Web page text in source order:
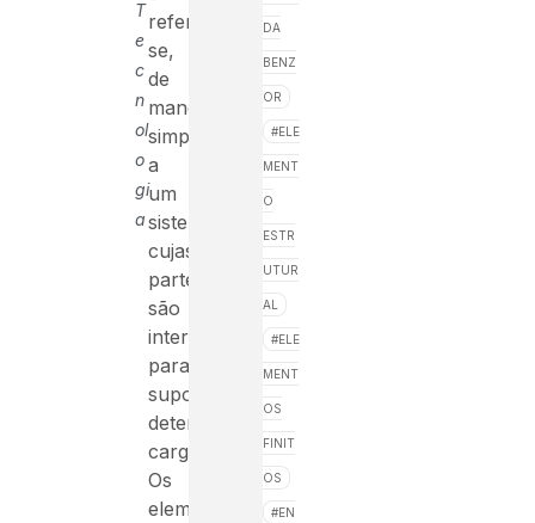
T
e
c
n
ol
o
gi
a
refere-
se,
de
maneira
simplificada,
a
um
sistema
cujas
partes
são
interligadas
para
suportar
determinada
carga.
Os
elementos
DA
BENZ
OR
ELE
MENT
O
ESTR
UTUR
AL
ELE
MENT
OS
FINIT
OS
EN